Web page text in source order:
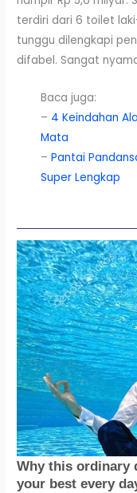
terdiri dari 6 toilet
tunggu dilengkapi
difabel. Sangat
Baca juga:
– 4 Keindahan
Mata
–Pantai
Super Lengkap